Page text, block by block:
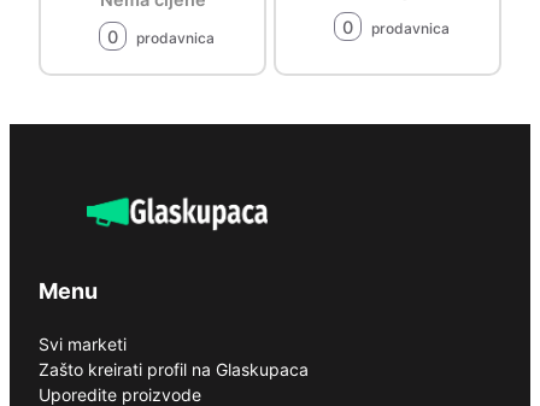
0
prodavnica
0
prodavnica
Menu
Svi marketi
Zašto kreirati profil na Glaskupaca
Uporedite proizvode